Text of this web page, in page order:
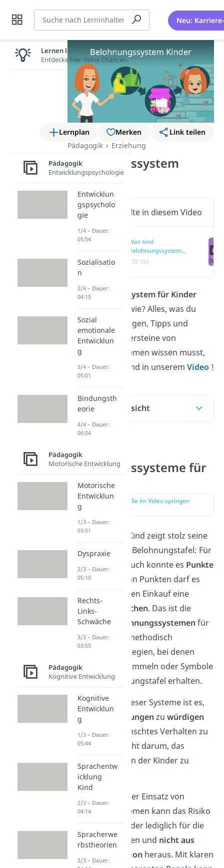
Suche Neu:
Lernplan Merken
Link teilen
Pädagogik
Erziehung
Belohnungssystem
Kinder
Wichtige Inhalte in diesem Video
Was sind
Belohnungssysteme
für Kinder?
(00:16)
EinBelohnungssystem für Kinder
einführen, aber wie? Alles, was du
über die Grundlagen, Tipps und
möglichen Stolpersteine von
Belohnungssystemen wissen musst,
findest du hier und in unserem Video !
Inhaltsübersicht
Was sind
Belohnungssysteme für
Kinder?
zur Stelle im Video springen
(00:16)
Ein strahlendes Kind zeigt stolz seine
fast vollständige Belohnungstafel: Für
jedes gelesene Buch konnte es Punkte
sammeln
. Ab zehn Punkten darf es
sich beim nächsten Einkauf eine
Süßigkeit aussuchen. Das ist die
Essenz von Belohnungssystemen für
Kinder. Sie sind methodisch
eingesetzte Strategien, bei denen
Kinder Punkte sammeln oder Symbole
auf einer Belohnungstafel erhalten.
DasHauptziel
dieser Systeme ist es,
besondere Leistungen zu würdigen
und nicht, gewünschtes Verhalten zu
erzwingen. Es geht darum, das
positive Verhalten der Kinder zu
fördern.
Doch Vorsicht: Der Einsatz von
Belohnungssystemen kann das Risiko
bergen, dass Kinder lediglich für die
Belohnung agieren und nicht aus
eigener Motivation heraus. Mit klaren
Lernen lohnt sich!
Entdecke hier deine Chancen.
Pädagogik
Entwicklungspsychologie
Entwicklun
gspsycholo
gie
1/4 – Dauer:
05:54
Sozialisatio
n
2/4 – Dauer:
04:15
Sozial
emotionale
Entwicklun
g
3/4 – Dauer:
05:01
Bindungsth
eorie
4/4 – Dauer:
06:04
Pädagogik
Motorische Entwicklung
Motorische
Entwicklun
g
1/3 – Dauer:
03:51
Dyspraxie
2/3 – Dauer:
05:10
Rechts-
Links-
Schwäche
3/3 – Dauer:
03:55
Pädagogik
Kognitive Entwicklung
Kognitive
Entwicklun
g
1/3 – Dauer:
05:44
Sprachentw
icklung
Kind
2/3 – Dauer:
04:14
Spracherwe
rbstheorien
3/3 – Dauer: